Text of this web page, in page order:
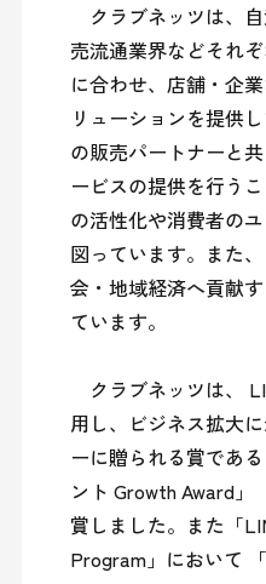
クラブネッツは、
売流通業界などそれ
に合わせ、店舗・企
リューションを提供
の販売パートナーと
ービスの提供を行う
の活性化や消費者の
図っています。また
会・地域経済へ貢献
ています。
クラブネッツは、
用し、ビジネス拡大
ーに贈られる賞であ
ント Growth Award」
賞しました。また「
Program」において